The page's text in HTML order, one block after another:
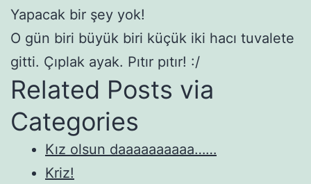
Yapacak bir şey yok!
O gün biri büyük biri küçük iki hacı tuvalete
gitti. Çıplak ayak. Pıtır pıtır! :/
Related Posts via
Categories
Kız olsun daaaaaaaaaa……
Kriz!